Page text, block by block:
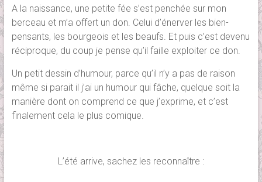
A la naissance, une petite fée s’est penchée sur mon
berceau et m’a offert un don. Celui d’énerver les bien-
pensants, les bourgeois et les beaufs. Et puis c’est devenu
réciproque, du coup je pense qu’il faille exploiter ce don.
Un petit dessin d’humour, parce qu’il n’y a pas de raison
même si parait il j’ai un humour qui fâche, quelque soit la
manière dont on comprend ce que j’exprime, et c’est
finalement cela le plus comique.
L’été arrive, sachez les reconnaître :